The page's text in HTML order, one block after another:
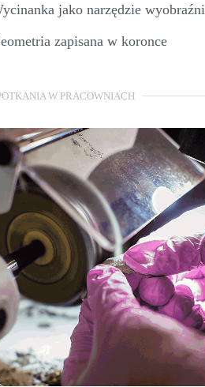
jako narzędzie wyobraźni
zapisana w koronce
W PRACOWNIACH